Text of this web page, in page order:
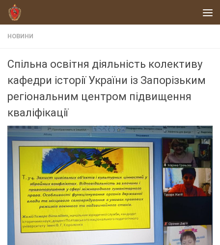
Skip to content
НОВИНИ
Спільна освітня діяльність колективу
кафедри історії України із Запорізьким
регіональним центром підвищення
кваліфікації